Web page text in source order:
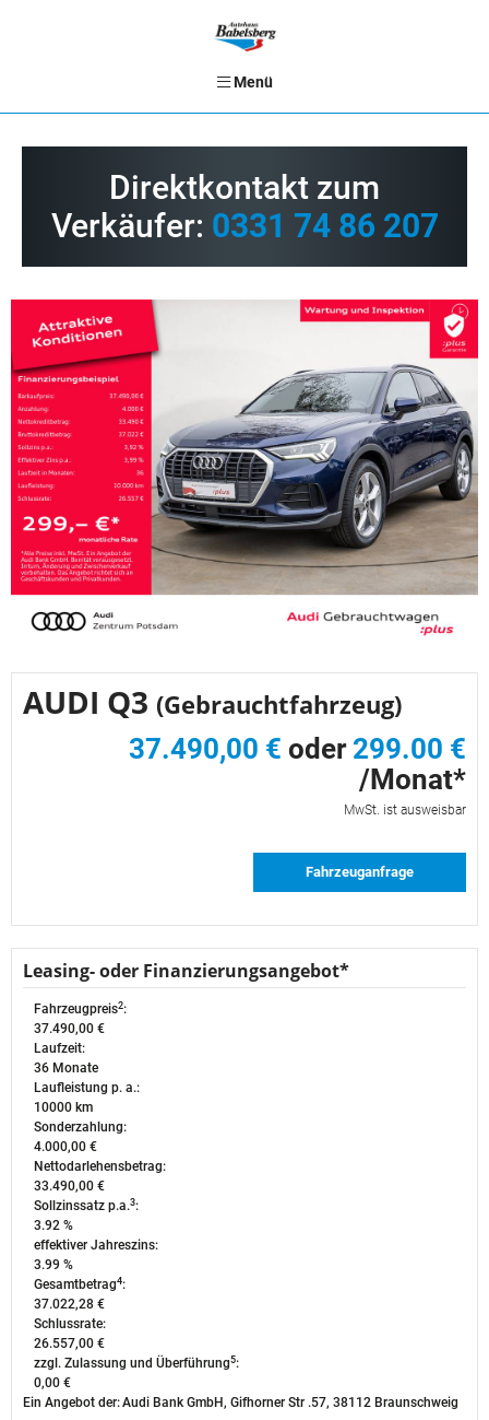
Menü
Direktkontakt zum
Verkäufer: 0331 74 86 207
AUDI Q3 (Gebrauchtfahrzeug)
37.490,00 € oder299.00 €
/Monat*
MwSt. ist ausweisbar
Fahrzeuganfrage
Leasing- oder Finanzierungsangebot*
Fahrzeugpreis2:
37.490,00 €
Laufzeit:
36 Monate
Laufleistung p. a.:
10000 km
Sonderzahlung:
4.000,00 €
Nettodarlehensbetrag:
33.490,00 €
Sollzinssatz p.a.3:
3.92 %
effektiver Jahreszins:
3.99 %
Gesamtbetrag4:
37.022,28 €
Schlussrate:
26.557,00 €
zzgl. Zulassung und Überführung5:
0,00 €
Ein Angebot der:Audi Bank GmbH, Gifhorner Str .57, 38112 Braunschweig